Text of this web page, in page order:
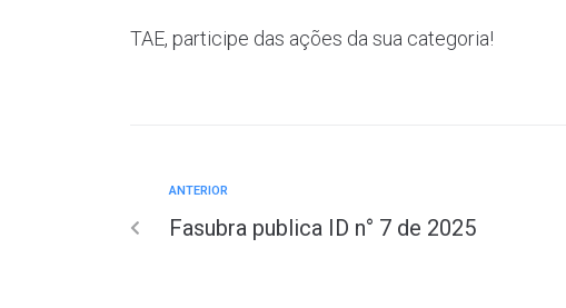
TAE, participe das ações da sua categoria!
ANTERIOR
Fasubra publica ID n° 7 de 2025